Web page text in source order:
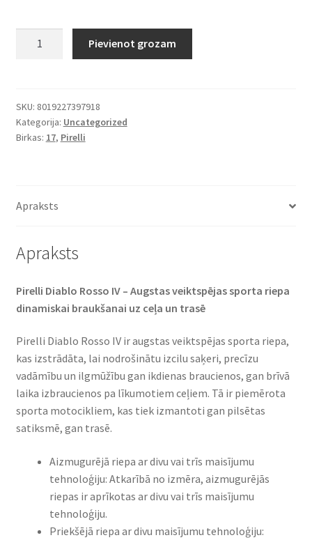
150/60
ZR
17
daudzums
Pievienot grozam
SKU: 8019227397918
Kategorija: Uncategorized
Birkas: 17, Pirelli
Apraksts
Apraksts
Pirelli Diablo Rosso IV – Augstas veiktspējas sporta riepa
dinamiskai braukšanai uz ceļa un trasē
Pirelli Diablo Rosso IV ir augstas veiktspējas sporta riepa,
kas izstrādāta, lai nodrošinātu izcilu saķeri, precīzu
vadāmību un ilgmūžību gan ikdienas braucienos, gan brīvā
laika izbraucienos pa līkumotiem ceļiem. Tā ir piemērota
sporta motocikliem, kas tiek izmantoti gan pilsētas
satiksmē, gan trasē.
Aizmugurējā riepa ar divu vai trīs maisījumu
tehnoloģiju: Atkarībā no izmēra, aizmugurējās
riepas ir aprīkotas ar divu vai trīs maisījumu
tehnoloģiju.
Priekšējā riepa ar divu maisījumu tehnoloģiju: